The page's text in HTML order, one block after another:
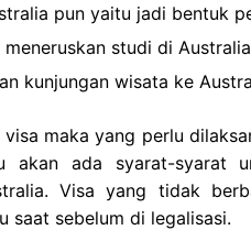
pun yaitu jadi bentuk
studi di
kunjungan wisata ke
maka yang perlu
akan ada syarat-syarat
Visa yang tidak
saat sebelum di legalisasi.